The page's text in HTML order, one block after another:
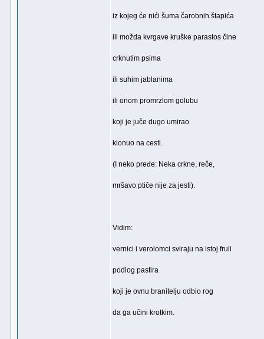
iz kojeg će nići šuma čarobnih štapića
ili možda kvrgave kruške parastos čine
crknutim psima
ili suhim jablanima
ili onom promrzlom golubu
koji je juče dugo umirao
klonuo na cesti.
(I neko pređe: Neka crkne, reče,
mršavo ptiče nije za jesti).
Vidim:
vernici i verolomci sviraju na istoj fruli
podlog pastira
koji je ovnu branitelju odbio rog
da ga učini krotkim.